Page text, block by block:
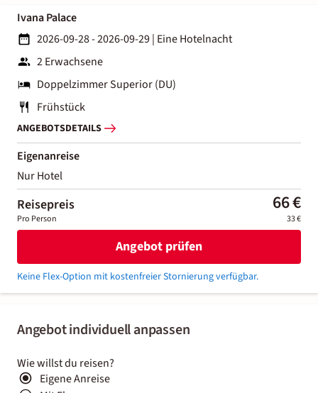
Angebot individuell anpassen
Wie willst du reisen?
Eigene Anreise
Ivana Palace
2026-09-28 - 2026-09-29| Eine Hotelnacht
2 Erwachsene
Doppelzimmer Superior (DU)
Frühstück
ANGEBOTSDETAILS
Eigenanreise
Nur Hotel
Reisepreis 66 €
Pro Person 33 €
Angebot prüfen
Keine Flex-Option mit kostenfreier Stornierung verfügbar.